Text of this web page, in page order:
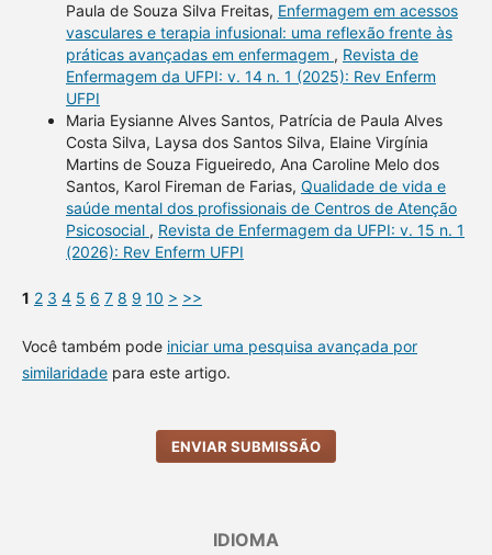
Paula de Souza Silva Freitas, Enfermagem em acessos
vasculares e terapia infusional: uma reflexão frente às
práticas avançadas em enfermagem , Revista de
Enfermagem da UFPI: v. 14 n. 1 (2025): Rev Enferm
UFPI
Maria Eysianne Alves Santos, Patrícia de Paula Alves
Costa Silva, Laysa dos Santos Silva, Elaine Virgínia
Martins de Souza Figueiredo, Ana Caroline Melo dos
Santos, Karol Fireman de Farias, Qualidade de vida e
saúde mental dos profissionais de Centros de Atenção
Psicosocial , Revista de Enfermagem da UFPI: v. 15 n. 1
(2026): Rev Enferm UFPI
1 2 3 4 5 6 7 8 9 10 > >>
Você também pode iniciar uma pesquisa avançada por
similaridadepara este artigo.
ENVIAR SUBMISSÃO
IDIOMA